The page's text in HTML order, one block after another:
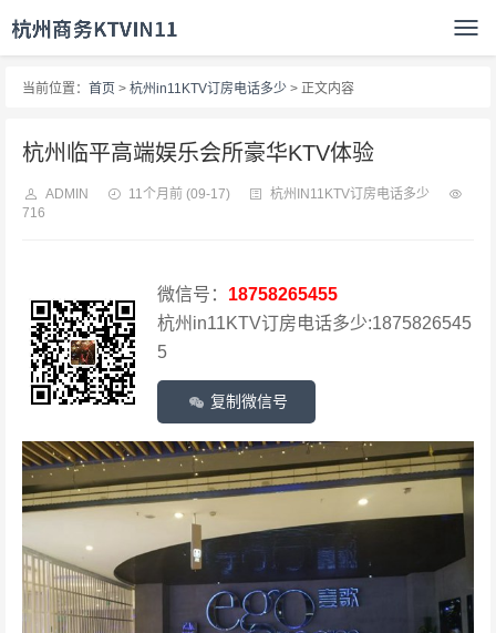
当前位置： 首页 > 杭州in11KTV订房电话多少 > 正文内容
杭州临平高端娱乐会所豪华KTV体验
ADMIN 11个月前 (09-17)
杭州IN11KTV订房电话多少
716
微信号： 18758265455
杭州in11KTV订房电话多少:1875826545
5
复制微信号